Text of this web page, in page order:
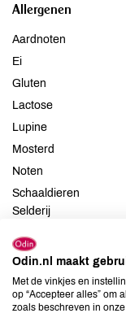
Allergenen
Aardnoten
Ei
Gluten
Lactose
Lupine
Mosterd
Noten
Schaaldieren
Selderij
Soja
Vis
Weekdieren
Odin.nl maakt
Met de vinkjes en
op “Accepteer alles” om
zoals beschreven in onze